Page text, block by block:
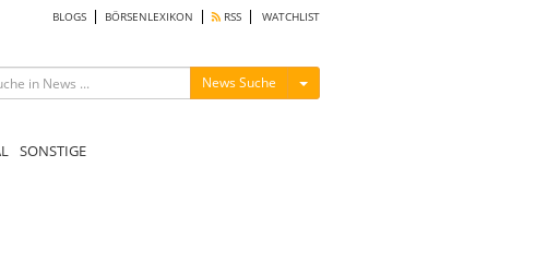
BLOGS BÖRSENLEXIKON RSS WATCHLIST
News Suche Menü ein-/ausblenden
SONSTIGE